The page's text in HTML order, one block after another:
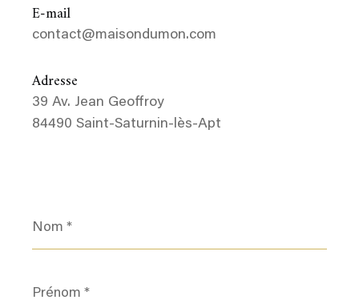
E-mail
contact@maisondumon.com
Adresse
39 Av. Jean Geoffroy
84490 Saint-Saturnin-lès-Apt
*
*